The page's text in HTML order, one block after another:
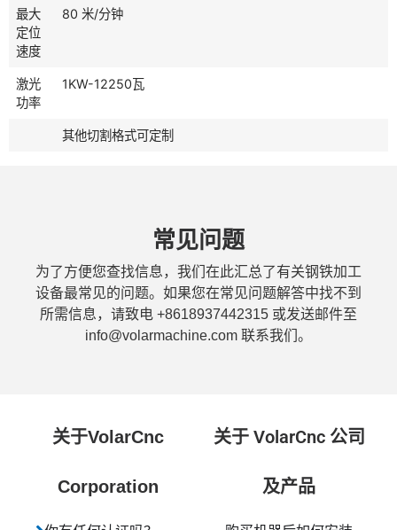
最大
定位
速度
80 米/分钟
激光
功率
1KW-12250瓦
其他切割格式可定制
常见问题
为了方便您查找信息，我们在此汇总了有关钢铁加工
设备最常见的问题。如果您在常见问题解答中找不到
所需信息，请致电 +8618937442315 或发送邮件至
info@volarmachine.com 联系我们。
关于VolarCnc
Corporation
关于 VolarCnc 公司
及产品